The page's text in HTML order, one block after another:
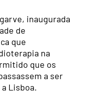
inaugurada
de
que
na
que os
a ser
Lisboa.